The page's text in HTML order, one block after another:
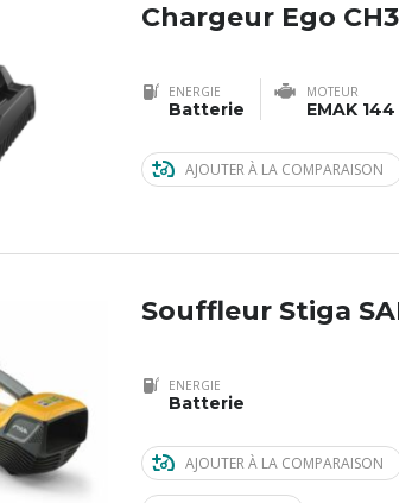
Chargeur Ego
ENERGIE
Batterie
MOTEUR
EMAK
AJOUTER À LA COMPARAISON
Souffleur Stiga
ENERGIE
Batterie
AJOUTER À LA COMPARAISON